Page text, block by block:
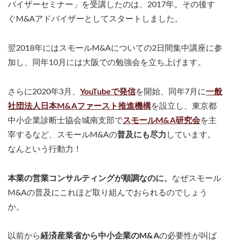
バイザーセミナー」を受講したのは、2017年。その後す
ぐM&Aアドバイザーとしてスタートしました。
翌2018年にはスモールM&Aについての2日間集中講座に参
加し、同年10月には大阪での勉強会を立ち上げます。
さらに2020年3月、 YouTubeで発信を開始、同年7月に一般
社団法人日本M&Aファースト推進機構を設立し、東京都
中小企業診断士協会城南支部でスモールM&A研究会を主
宰するなど、スモールM&Aの普及にも尽力 しています。
なんという行動力！
本業の営業コンサルティングが順調なのに、 なぜスモール
M&Aの普及にこれほど取り組んでおられるのでしょう
か。
以前から経済産業省から中小企業のM&Aの必要性が叫ば